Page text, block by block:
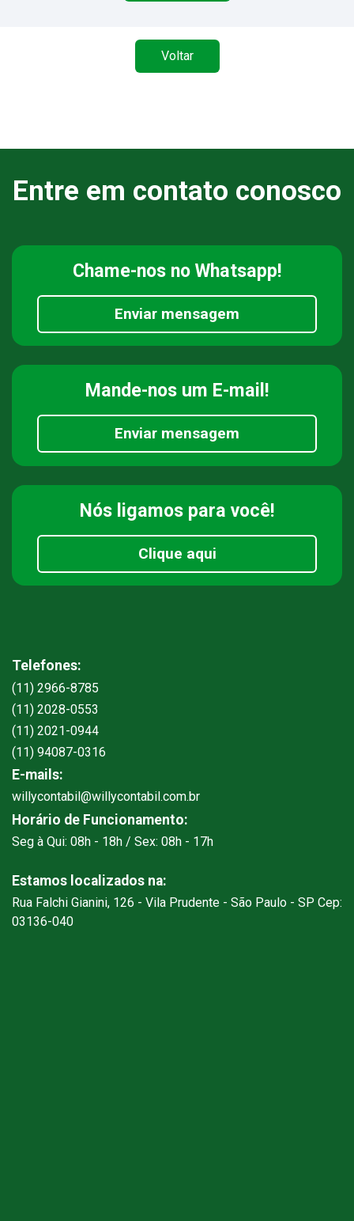
Voltar
Entre em contato conosco
Chame-nos no Whatsapp!
Enviar mensagem
Mande-nos um E-mail!
Enviar mensagem
Nós ligamos para você!
Clique aqui
Telefones:
(11) 2966-8785
(11) 2028-0553
(11) 2021-0944
(11) 94087-0316
E-mails:
willycontabil@willycontabil.com.br
Horário de Funcionamento:
Seg à Qui: 08h - 18h / Sex: 08h - 17h
Estamos localizados na:
Rua Falchi Gianini, 126 - Vila Prudente - São Paulo - SP Cep:
03136-040